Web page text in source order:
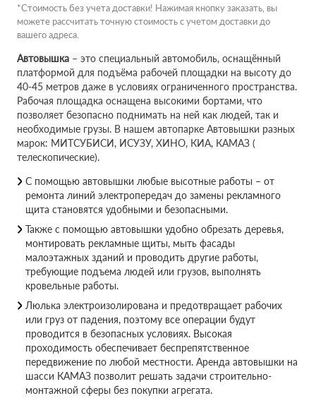
*Стоимость без учета доставки! Нажимая кнопку заказать, вы
можете рассчитать точную стоимость с учетом доставки до
вашего адреса.
Автовышка – это специальный автомобиль, оснащённый
платформой для подъёма рабочей площадки на высоту до
40-45 метров даже в условиях ограниченного пространства.
Рабочая площадка оснащена высокими бортами, что
позволяет безопасно поднимать на ней как людей, так и
необходимые грузы. В нашем автопарке Автовышки разных
марок: МИТСУБИСИ, ИСУЗУ, ХИНО, КИА, КАМАЗ (
телескопические).
С помощью автовышки любые высотные работы – от
ремонта линий электропередач до замены рекламного
щита становятся удобными и безопасными.
Также с помощью автовышки удобно обрезать деревья,
монтировать рекламные щиты, мыть фасады
малоэтажных зданий и проводить другие работы,
требующие подъема людей или грузов, выполнять
кровельные работы.
Люлька электроизолирована и предотвращает рабочих
или груз от падения, поэтому все операции будут
проводится в безопасных условиях. Высокая
проходимость обеспечивает беспрепятственное
передвижение по любой местности. Аренда автовышки на
шасси КАМАЗ позволит решать задачи строительно-
монтажной сферы без покупки агрегата.